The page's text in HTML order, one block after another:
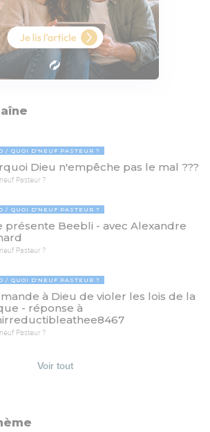
QUOI D'NEUF PASTEUR ?
Dieu n'empêche pas le mal ???
Pasteur ?
QUOI D'NEUF PASTEUR ?
présente Beebli - avec Alexandre
Pasteur ?
QUOI D'NEUF PASTEUR ?
à Dieu de violer les lois de la
- réponse à
Pasteur ?
Voir tout